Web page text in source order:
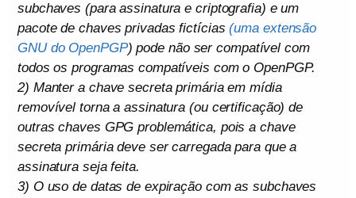
subchaves (para assinatura e criptografia) e um
pacote de chaves privadas fictícias(uma extensão
GNU do OpenPGP) pode não ser compatível com
todos os programas compatíveis com o OpenPGP.
2) Manter a chave secreta primária em mídia
removível torna a assinatura (ou certificação) de
outras chaves GPG problemática, pois a chave
secreta primária deve ser carregada para que a
assinatura seja feita.
3) O uso de datas de expiração com as subchaves